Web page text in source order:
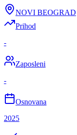
NOVI BEOGRAD
Prihod
-
Zaposleni
-
Osnovana
2025